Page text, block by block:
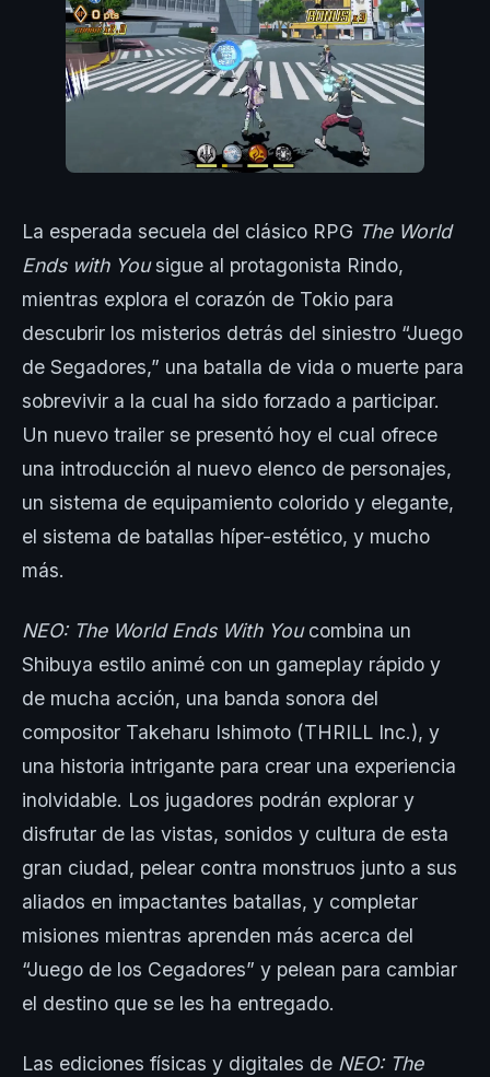
La esperada secuela del clásico RPG The World
Ends with Yousigue al protagonista Rindo,
mientras explora el corazón de Tokio para
descubrir los misterios detrás del siniestro “Juego
de Segadores,” una batalla de vida o muerte para
sobrevivir a la cual ha sido forzado a participar.
Un nuevo trailer se presentó hoy el cual ofrece
una introducción al nuevo elenco de personajes,
un sistema de equipamiento colorido y elegante,
el sistema de batallas híper-estético, y mucho
más.
NEO: The World Ends With Youcombina un
Shibuya estilo animé con un gameplay rápido y
de mucha acción, una banda sonora del
compositor Takeharu Ishimoto (THRILL Inc.), y
una historia intrigante para crear una experiencia
inolvidable. Los jugadores podrán explorar y
disfrutar de las vistas, sonidos y cultura de esta
gran ciudad, pelear contra monstruos junto a sus
aliados en impactantes batallas, y completar
misiones mientras aprenden más acerca del
“Juego de los Cegadores” y pelean para cambiar
el destino que se les ha entregado.
Las ediciones físicas y digitales de NEO: The